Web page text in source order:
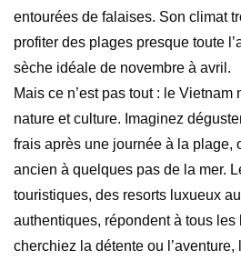
entourées de falaises. Son climat
profiter des plages presque toute
sèche idéale de novembre à avril.
Mais ce n’est pas tout : le
nature et culture. Imaginez
frais après une journée à la plage,
ancien à quelques pas de la mer.
touristiques, des resorts luxueux
authentiques, répondent à tous les
cherchiez la détente ou l’aventure,